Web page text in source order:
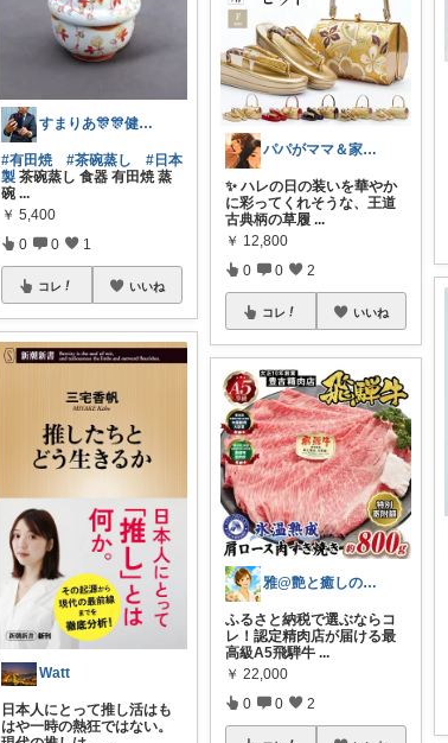
すまりあ🎊🎊健康志向男性💐
#有田焼 #茶碗蒸し
#日本
製 茶碗蒸し 食器 有田焼 蒸
碗 ...
￥ 5,400
0 0 1
コレ いいね
Watt
日本人にとって推し活はも
はや一時の熱狂ではない。
パパがママ＆家族の笑顔の為に選ぶ品😆
✨ ハレの日の装いを華やか
に彩ってくれそうな、王道
古典柄の草履 ...
￥ 12,800
0 0 2
コレ いいね
雅@艶と癒しの開運セカンドライフ
ふるさと納税で選ぶならコ
レ！認定精肉店が届ける最
高級A5飛騨牛 ...
￥ 22,000
0 0 2